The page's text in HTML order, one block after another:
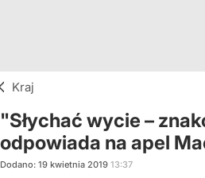
Kraj
"Słychać wycie –
odpowiada na apel
Dodano: 19 kwietnia 2019 13:37